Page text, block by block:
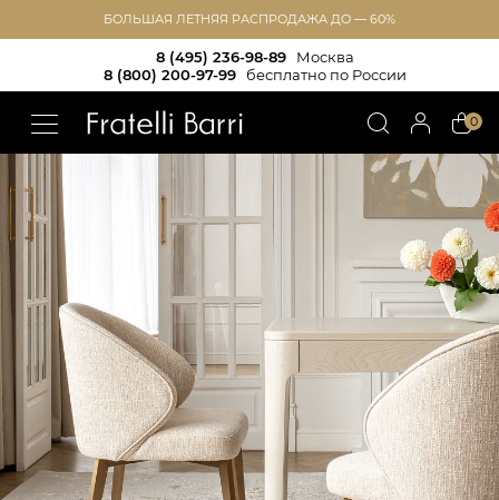
БОЛЬШАЯ ЛЕТНЯЯ РАСПРОДАЖА ДО — 60%
8 (495) 236-98-89
Москва
8 (800) 200-97-99
бесплатно по России
0